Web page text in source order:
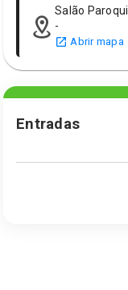
Salão
-
Abrir mapa
Entradas